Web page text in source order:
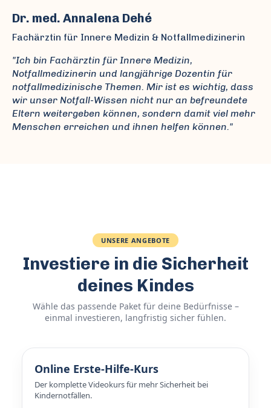
Dr. med. Annalena Dehé
Fachärztin für Innere Medizin & Notfallmedizinerin
"Ich bin Fachärztin für Innere Medizin,
Notfallmedizinerin und langjährige Dozentin für
notfallmedizinische Themen. Mir ist es wichtig, dass
wir unser Notfall-Wissen nicht nur an befreundete
Eltern weitergeben können, sondern damit viel mehr
Menschen erreichen und ihnen helfen können."
UNSERE ANGEBOTE
Investiere in die Sicherheit
deines Kindes
Wähle das passende Paket für deine Bedürfnisse –
einmal investieren, langfristig sicher fühlen.
Online Erste-Hilfe-Kurs
Der komplette Videokurs für mehr Sicherheit bei
Kindernotfällen.